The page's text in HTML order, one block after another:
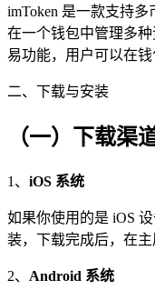
imToken 是一款支持
在一个钱包中管理多
易功能，用户可以在钱
二、下载与安装
（一）下载渠
1、 iOS 系统
如果你使用的是 iOS
装，下载完成后，在主
2、 Android 系统